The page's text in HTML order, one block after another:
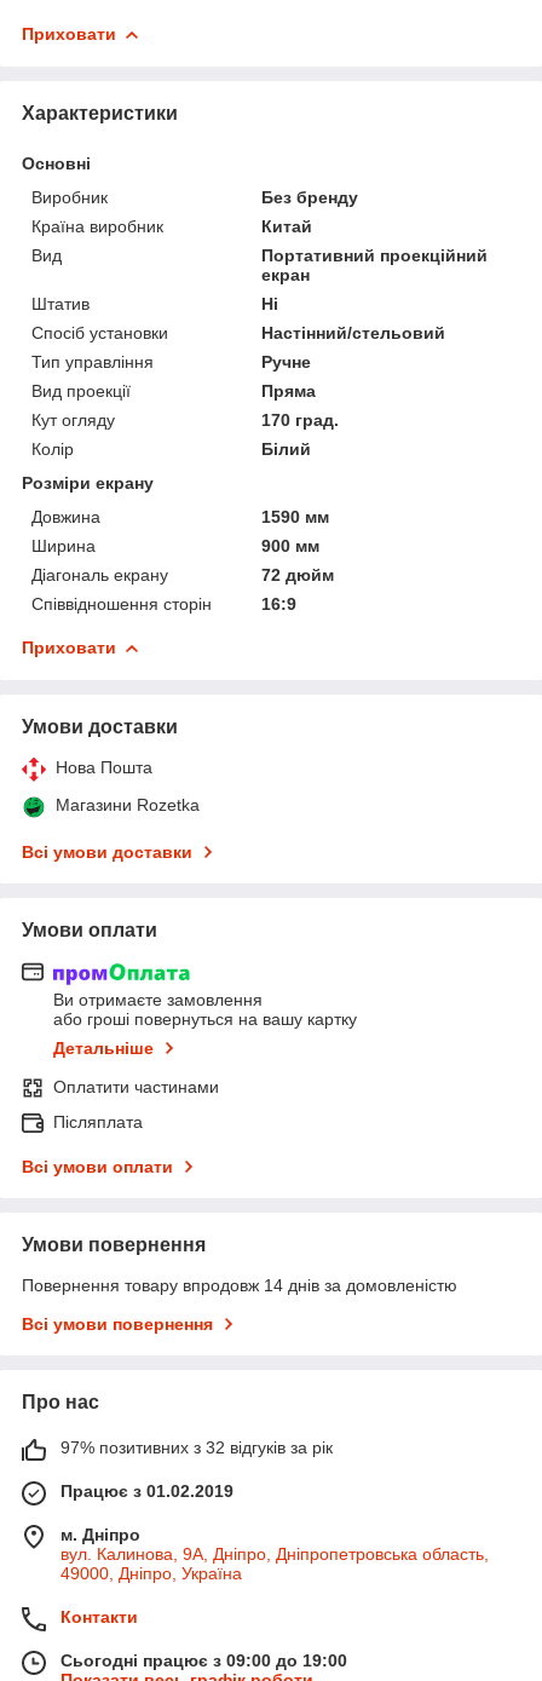
Приховати
Характеристики
Основні
Виробник
Без бренду
Країна виробник
Китай
Вид
Портативний проекційний
екран
Штатив
Ні
Спосіб установки
Настінний/стельовий
Тип управління
Ручне
Вид проекції
Пряма
Кут огляду
170 град.
Колір
Білий
Розміри екрану
Довжина
1590 мм
Ширина
900 мм
Діагональ екрану
72 дюйм
Співвідношення сторін
16:9
Приховати
Умови доставки
Нова Пошта
Магазини Rozetka
Всі умови доставки
Умови оплати
Ви отримаєте замовлення
або гроші повернуться на вашу картку
Детальніше
Оплатити частинами
Післяплата
Всі умови оплати
Умови повернення
Повернення товару впродовж 14 днів за домовленістю
Всі умови повернення
Про нас
97% позитивних з 32 відгуків за рік
Працює з 01.02.2019
м. Дніпро
вул. Калинова, 9А, Дніпро, Дніпропетровська область,
49000, Дніпро, Україна
Контакти
Сьогодні працює з 09:00 до 19:00